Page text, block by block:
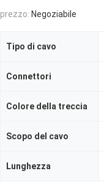
prezzo: Negoziabile
Tipo di cavo
Connettori
Colore della treccia
Scopo del cavo
Lunghezza